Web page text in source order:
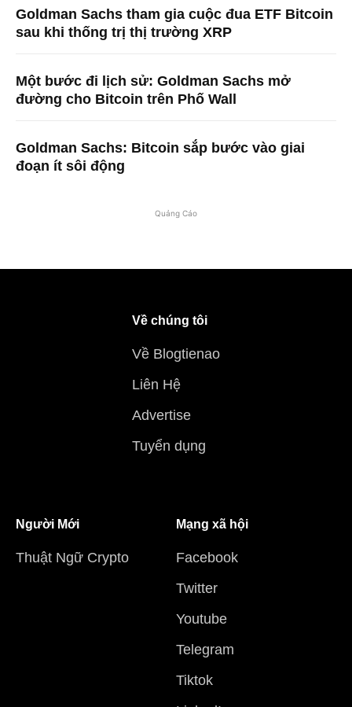
Goldman Sachs tham gia cuộc đua ETF Bitcoin
sau khi thống trị thị trường XRP
Một bước đi lịch sử: Goldman Sachs mở
đường cho Bitcoin trên Phố Wall
Goldman Sachs: Bitcoin sắp bước vào giai
đoạn ít sôi động
Quảng Cáo
Về chúng tôi
Về Blogtienao
Liên Hệ
Advertise
Tuyển dụng
Người Mới
Thuật Ngữ Crypto
Mạng xã hội
Facebook
Twitter
Youtube
Telegram
Tiktok